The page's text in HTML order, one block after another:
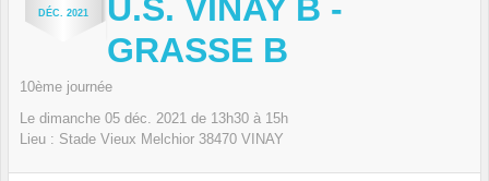
DÉC. 2021
U.S. VINAY B -
GRASSE B
10ème journée
Le dimanche 05 déc. 2021 de 13h30 à 15h
Lieu : Stade Vieux Melchior 38470 VINAY